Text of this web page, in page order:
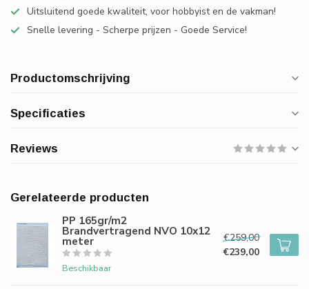
Uitsluitend goede kwaliteit, voor hobbyist en de vakman!
Snelle levering - Scherpe prijzen - Goede Service!
Productomschrijving
Specificaties
Reviews
Gerelateerde producten
PP 165gr/m2
Brandvertragend NVO 10x12
meter
Beschikbaar
€259,00
€239,00